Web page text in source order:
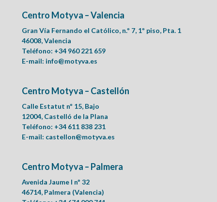
Centro Motyva – Valencia
Gran Vía Fernando el Católico, n.º 7, 1º piso, Pta. 1
46008, Valencia
Teléfono: +34 960 221 659
E-mail: info@motyva.es
Centro Motyva – Castellón
Calle Estatut nº 15, Bajo
12004, Castelló de la Plana
Teléfono: +34 611 838 231
E-mail: castellon@motyva.es
Centro Motyva – Palmera
Avenida Jaume I nº 32
46714, Palmera (Valencia)